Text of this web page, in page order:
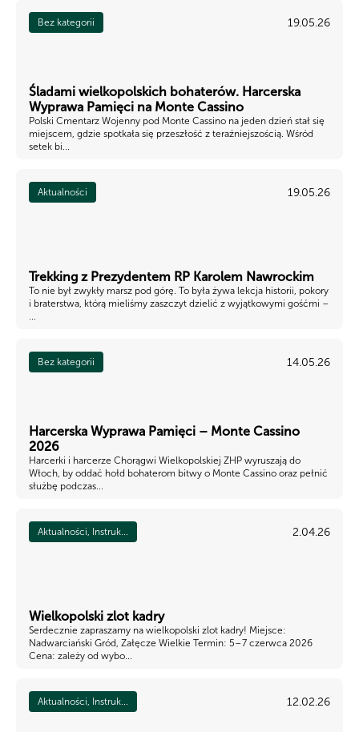
Bez kategorii 19.05.26
Śladami wielkopolskich bohaterów. Harcerska
Wyprawa Pamięci na Monte Cassino
Polski Cmentarz Wojenny pod Monte Cassino na jeden dzień stał się
miejscem, gdzie spotkała się przeszłość z teraźniejszością. Wśród
setek bi...
Aktualności 19.05.26
Trekking z Prezydentem RP Karolem Nawrockim
To nie był zwykły marsz pod górę. To była żywa lekcja historii, pokory
i braterstwa, którą mieliśmy zaszczyt dzielić z wyjątkowymi gośćmi –
...
Bez kategorii 14.05.26
Harcerska Wyprawa Pamięci – Monte Cassino
2026
Harcerki i harcerze Chorągwi Wielkopolskiej ZHP wyruszają do
Włoch, by oddać hołd bohaterom bitwy o Monte Cassino oraz pełnić
służbę podczas...
Aktualności, Instruk... 2.04.26
Wielkopolski zlot kadry
Serdecznie zapraszamy na wielkopolski zlot kadry! Miejsce:
Nadwarciański Gród, Załęcze Wielkie Termin: 5–7 czerwca 2026
Cena: zależy od wybo...
Aktualności, Instruk... 12.02.26